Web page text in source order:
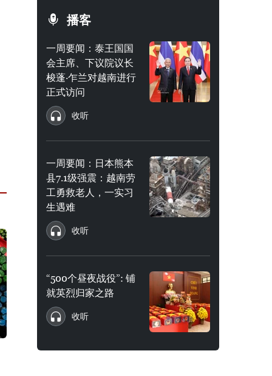
播客
一周要闻：泰王国国
会主席、下议院议长
梭蓬·乍兰对越南进行
正式访问
收听
一周要闻：日本熊本
县7.1级强震：越南劳
工勇救老人，一实习
生遇难
收听
“500个昼夜战役”: 铺
就英烈归家之路
收听